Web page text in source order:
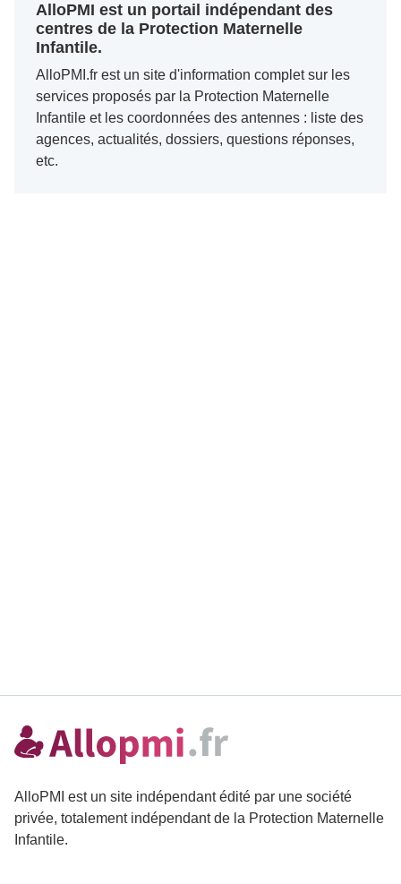
AlloPMI est un portail indépendant des
centres de la Protection Maternelle
Infantile.
AlloPMI.fr est un site d'information complet sur les
services proposés par la Protection Maternelle
Infantile et les coordonnées des antennes : liste des
agences, actualités, dossiers, questions réponses,
etc.
AlloPMI est un site indépendant édité par une société
privée, totalement indépendant de la Protection Maternelle
Infantile.